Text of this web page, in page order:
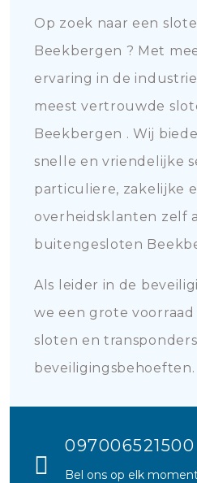
Op zoek naar een
Beekbergen ? Met
ervaring in de
meest vertrouwde
Beekbergen . Wij
snelle en vriendelijke
particuliere, zakelijke
overheidsklanten zelf
buitengesloten
Als leider in de
we een grote
sloten en
beveiligingsbehoeften.
097006521500
Bel ons op elk